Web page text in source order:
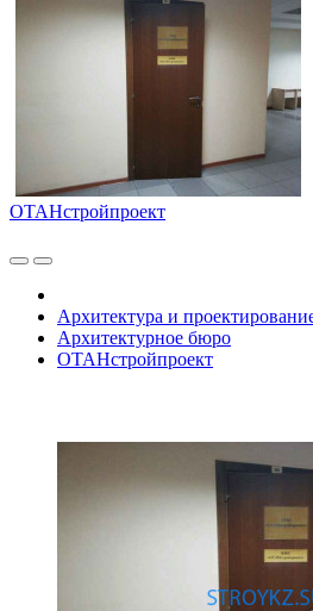
ОТАНстройпроект
Архитектура и
Архитектурное бюро
ОТАНстройпроект